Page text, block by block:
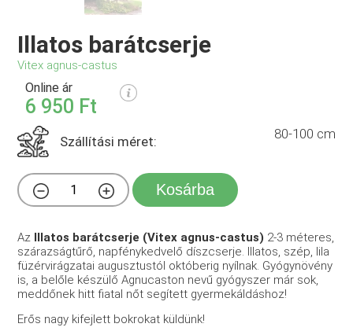
Illatos barátcserje
Vitex agnus-castus
Online ár
6 950 Ft
Szállítási méret: 80-100 cm
Kosárba
Az Illatos barátcserje (Vitex agnus-castus) 2-3 méteres,
szárazságtűrő, napfénykedvelő díszcserje. Illatos, szép, lila
füzérvirágzatai augusztustól októberig nyílnak. Gyógynövény
is, a belőle készülő Agnucaston nevű gyógyszer már sok,
meddőnek hitt fiatal nőt segített gyermekáldáshoz!
Erős nagy kifejlett bokrokat küldünk!